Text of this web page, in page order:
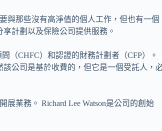
與那些沒有高淨值的個人工作，但也有一個
計劃以及保險公司提供服務。
（CHFC）和認證的財務計劃者（CFP）。
公司是基於收費的，但它是一個受託人，
業務。 Richard Lee Watson是公司的創始